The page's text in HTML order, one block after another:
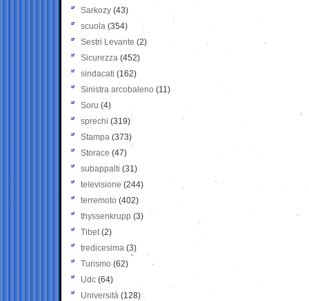
Sarkozy (43)
scuola (354)
Sestri Levante (2)
Sicurezza (452)
sindacati (162)
Sinistra arcobaleno (11)
Soru (4)
sprechi (319)
Stampa (373)
Storace (47)
subappalti (31)
televisione(244)
terremoto (402)
thyssenkrupp (3)
Tibet(2)
tredicesima (3)
Turismo (62)
Udc (64)
Università (128)